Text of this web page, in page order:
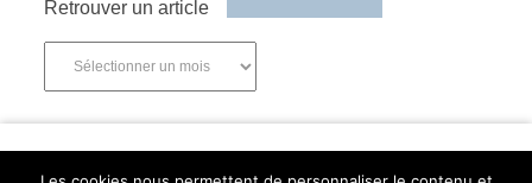
Retrouver un article